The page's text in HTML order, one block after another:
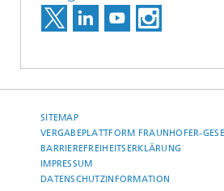
SITEMAP
VERGABEPLATTFORM FRAUNHOFER-
BARRIEREFREIHEITSERKLÄRUNG
IMPRESSUM
DATENSCHUTZINFORMATION